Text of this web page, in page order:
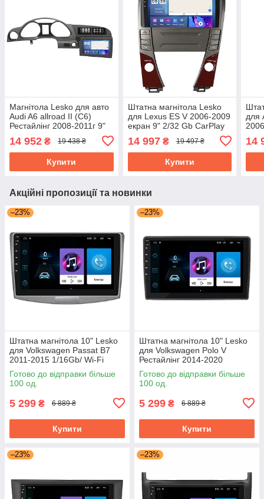
Магнітола Lesko для авто
Audi A6 allroad II (C6)
Рестайлінг 2008-2011г 9"
2/32Gb CarPlay 4G Wi-Fi
GPS Prime
14 952 ₴ 19 438 ₴
Купити
Штатна магнітола Lesko
для Lexus ES V 2006-2009
екран 9" 2/32 Gb CarPlay
14 997₴ 19 497 ₴
Купити
для
14
Акційні пропозиції та новинки
–23%
Штатна магнітола 10" Lesko
для Volkswagen Passat B7
2011-2015 1/16Gb/ Wi-Fi
Optima Вольксваген
Готово до відправки більше
100 од.
5 299 ₴ 6 889 ₴
Купити
–23%
Штатна магнітола 10" Lesko
для Volkswagen Polo V
Рестайлінг 2014-2020
1/16Gb/ Wi-Fi Optima
Вольксваген
Готово до відправки більше
100 од.
5 299 ₴ 6 889 ₴
Купити
–23% –23%